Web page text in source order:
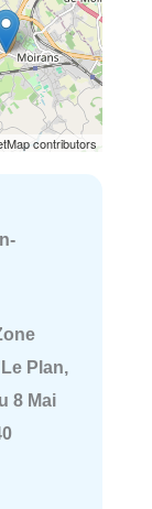
contributors
Plan,
8 Mai